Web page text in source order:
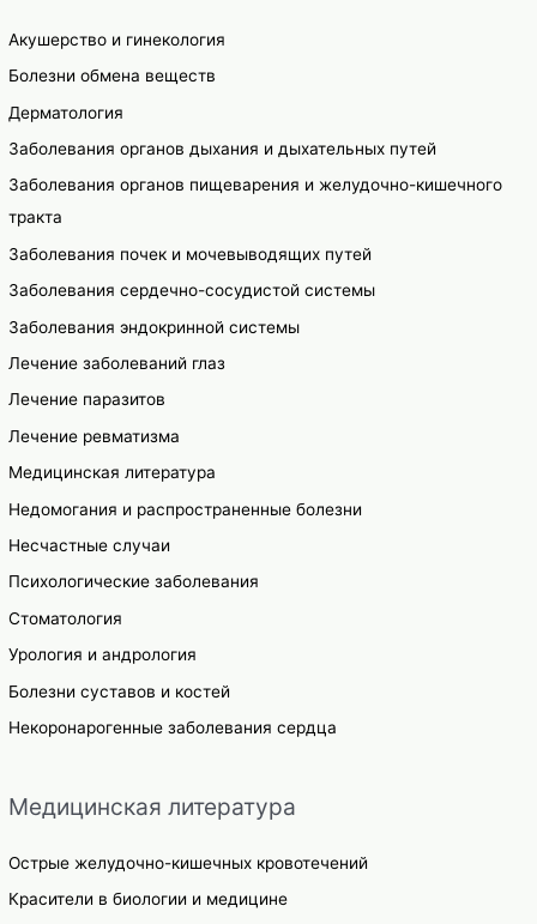
Акушерство и гинекология
Болезни обмена веществ
Дерматология
Заболевания органов дыхания и дыхательных путей
Заболевания органов пищеварения и желудочно-кишечного
тракта
Заболевания почек и мочевыводящих путей
Заболевания сердечно-сосудистой системы
Заболевания эндокринной системы
Лечение заболеваний глаз
Лечение паразитов
Лечение ревматизма
Медицинская литература
Недомогания и распространенные болезни
Несчастные случаи
Психологические заболевания
Стоматология
Урология и андрология
Болезни суставов и костей
Некоронарогенные заболевания сердца
Медицинская литература
Острые желудочно-кишечных кровотечений
Красители в биологии и медицине